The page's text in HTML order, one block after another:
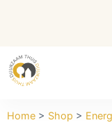
Home > Shop >